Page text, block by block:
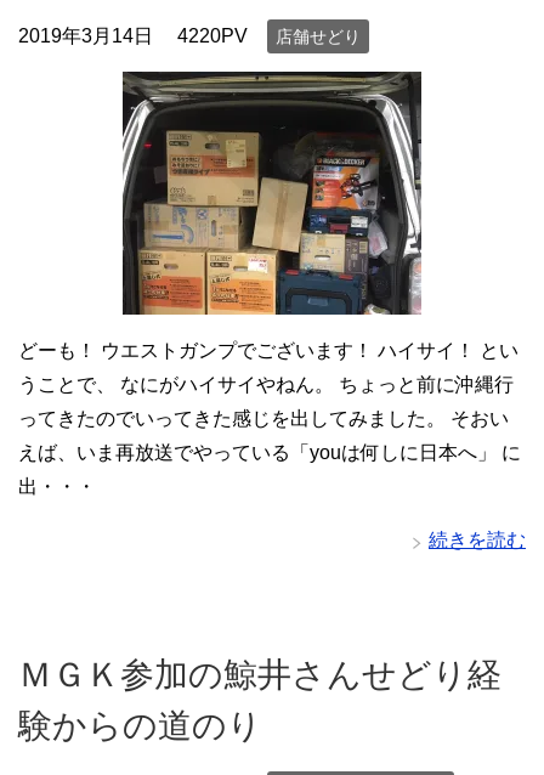
2019年3月14日 4220PV 店舗せどり
どーも！ ウエストガンプでございます！ ハイサイ！ とい
うことで、 なにがハイサイやねん。 ちょっと前に沖縄行
ってきたのでいってきた感じを出してみました。 そおい
えば、いま再放送でやっている「youは何しに日本へ」 に
出・・・
続きを読む
ＭＧＫ参加の鯨井さんせどり経
験からの道のり